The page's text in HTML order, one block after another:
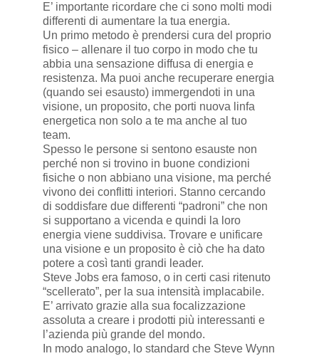
E’ importante ricordare che ci sono molti modi
differenti di aumentare la tua energia.
Un primo metodo è prendersi cura del proprio
fisico – allenare il tuo corpo in modo che tu
abbia una sensazione diffusa di energia e
resistenza. Ma puoi anche recuperare energia
(quando sei esausto) immergendoti in una
visione, un proposito, che porti nuova linfa
energetica non solo a te ma anche al tuo
team.
Spesso le persone si sentono esauste non
perché non si trovino in buone condizioni
fisiche o non abbiano una visione, ma perché
vivono dei conflitti interiori. Stanno cercando
di soddisfare due differenti “padroni” che non
si supportano a vicenda e quindi la loro
energia viene suddivisa. Trovare e unificare
una visione e un proposito è ciò che ha dato
potere a così tanti grandi leader.
Steve Jobs era famoso, o in certi casi ritenuto
“scellerato”, per la sua intensità implacabile.
E’ arrivato grazie alla sua focalizzazione
assoluta a creare i prodotti più interessanti e
l’azienda più grande del mondo.
In modo analogo, lo standard che Steve Wynn